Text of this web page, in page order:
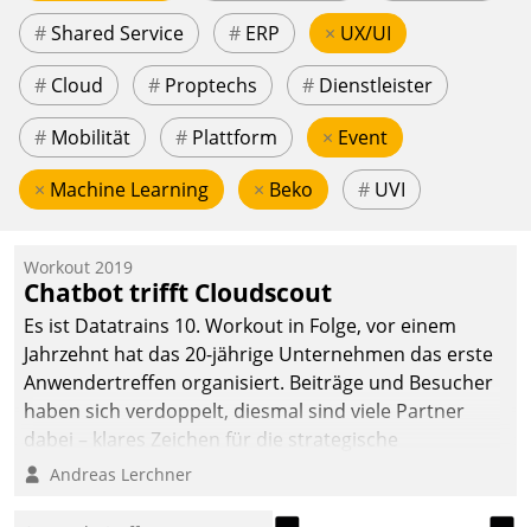
#Shared Service # ERP × UX/UI
# Cloud # Proptechs # Dienstleister
# Mobilität # Plattform × Event
× Machine Learning × Beko # UVI
Workout 2019
Chatbot trifft Cloudscout
Es ist Datatrains 10. Workout in Folge, vor einem
Jahrzehnt hat das 20-jährige Unternehmen das erste
Anwendertreffen organisiert. Beiträge und Besucher
haben sich verdoppelt, diesmal sind viele Partner
dabei – klares Zeichen für die strategische
Fokussierung auf den Kunden.
Andreas Lerchner